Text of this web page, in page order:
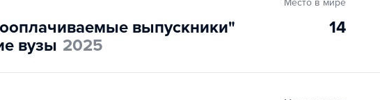
Место в мире
выпускники"
вузы 2025
14